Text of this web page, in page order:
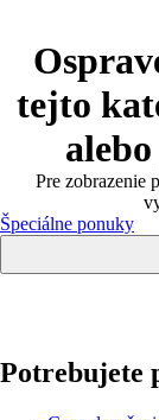
tejto
Pre zobrazenie
Špeciálne ponuky
Potrebujete